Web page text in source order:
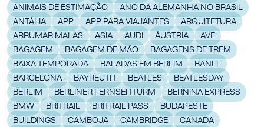
ANIMAIS DE ESTIMAÇÃO
ANO DA ALEMANHA NO BRASIL
ANTÁLIA
APP APP PARA VIAJANTES
ARQUITETURA
ARRUMAR MALAS
ASIA AUDI ÁUSTRIA
AVE
BAGAGEM
BAGAGEM DE MÃO
BAGAGENS DE TREM
BAIXA TEMPORADA
BALADAS EM BERLIM
BANFF
BARCELONA
BAYREUTH BEATLES
BEATLESDAY
BERLIM
BERLINER FERNSEHTURM
BERNINA EXPRESS
BMW
BRITRAIL BRITRAIL PASS
BUDAPESTE
BUILDINGS
CAMBOJA CAMBRIDGE
CANADÁ